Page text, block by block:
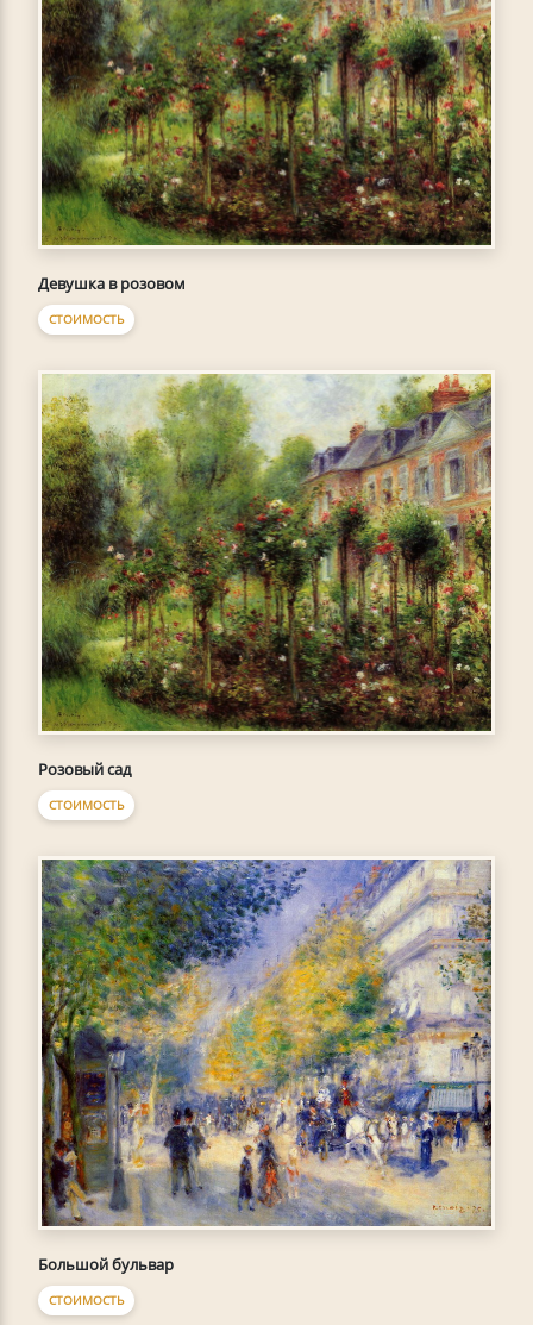
Девушка в розовом
СТОИМОСТЬ
Розовый сад
СТОИМОСТЬ
Большой бульвар
СТОИМОСТЬ